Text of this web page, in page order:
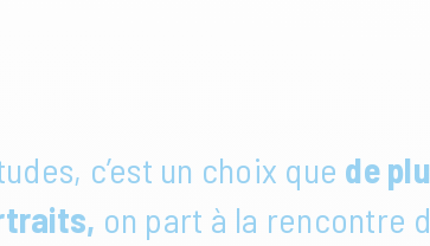
c’est un choix que de
on part à la rencontre